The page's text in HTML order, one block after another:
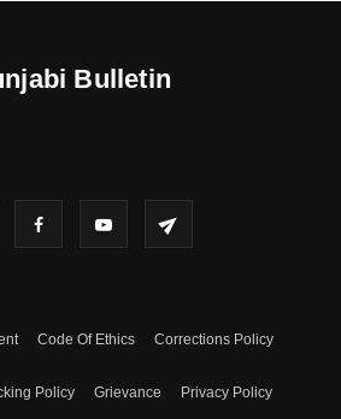
Bulletin
Code Of Ethics Corrections Policy
Policy Grievance Privacy Policy